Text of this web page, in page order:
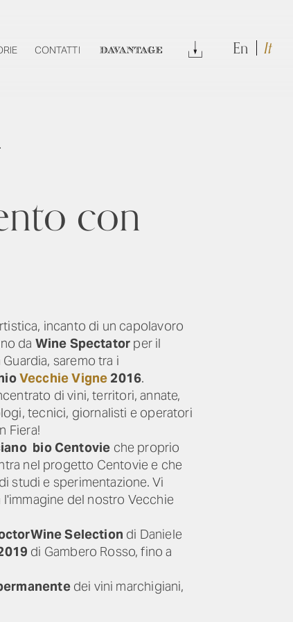
CONTATTI DAVANTAGE DOWNLOAD
En It
con
incanto di un capolavoro
da Wine Spectator per il
saremo tra i
Vecchie Vigne 2016.
di vini, territori, annate,
tecnici, giornalisti e operatori
Fiera!
bio Centovie che proprio
nel progetto Centovie e che
studi e sperimentazione. Vi
del nostro Vecchie
Selection di Daniele
di Gambero Rosso, fino a
dei vini marchigiani,